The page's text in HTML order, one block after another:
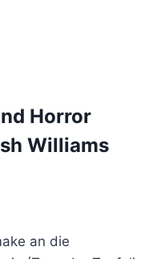
Horror
Williams
an die